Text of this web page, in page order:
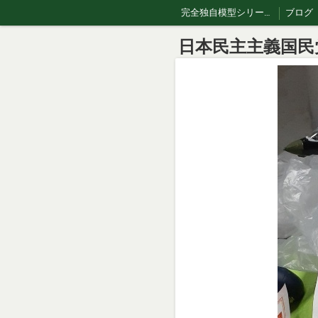
完全独自模型シリーズ、 ブログ
日本民主主義国